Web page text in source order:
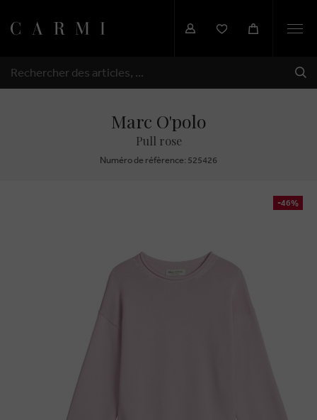
RECHERCHER
Marc O'polo
Pull rose
Numéro de réfèrence: 525426
-46%